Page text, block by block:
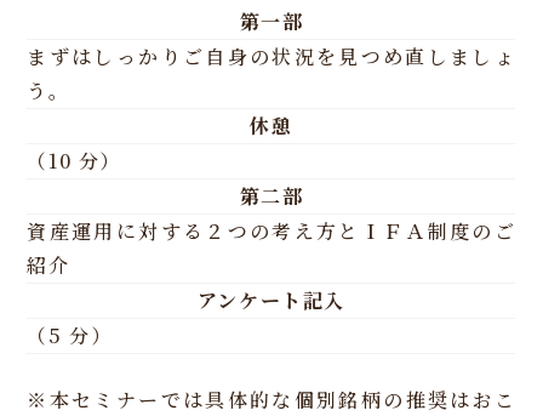
第一部
まずはしっかりご自身の状況を見つめ直しましょ
う。
休憩
（10 分）
第二部
資産運用に対する２つの考え方とＩＦＡ制度のご
紹介
アンケート記入
（5 分）
※本セミナーでは具体的な個別銘柄の推奨はおこ